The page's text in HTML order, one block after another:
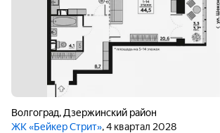
Волгоград, Дзержинский район
ЖК «Бейкер Стрит», 4 квартал 2028